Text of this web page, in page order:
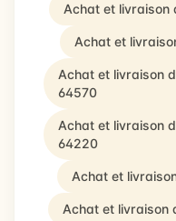
Achat et livraison
Achat et
Achat et livraison
64570
Achat et livraison
64220
Achat et
Achat et livraison